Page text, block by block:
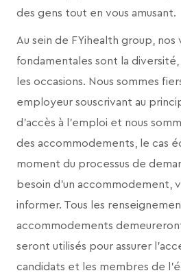
des gens tout en vous amusant.
Au sein de FYihealth group, nos
fondamentales sont la diversité,
les occasions. Nous sommes
employeur souscrivant au
d’accès à l’emploi et nous
des accommodements, le cas
moment du processus de
besoin d’un accommodement,
informer. Tous les
accommodements
seront utilisés pour assurer
candidats et les membres de